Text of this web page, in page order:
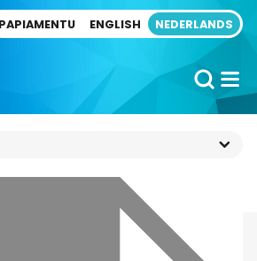
PAPIAMENTU ENGLISH NEDERLANDS